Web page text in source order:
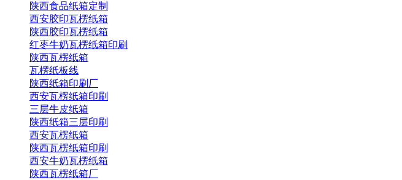
陕西食品纸箱定制
西安胶印瓦楞纸箱
陕西胶印瓦楞纸箱
红枣牛奶瓦楞纸箱印刷
陕西瓦楞纸箱
瓦楞纸板线
陕西纸箱印刷厂
西安瓦楞纸箱印刷
三层牛皮纸箱
陕西纸箱三层印刷
西安瓦楞纸箱
陕西瓦楞纸箱印刷
西安牛奶瓦楞纸箱
陕西瓦楞纸箱厂